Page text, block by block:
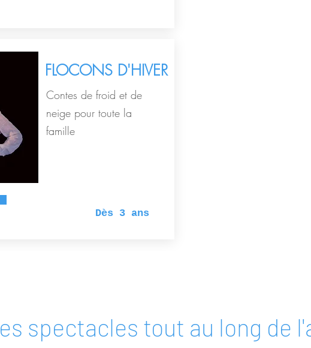
FLOCONS D'HIVER
Contes de froid et de
neige pour toute la
famille
Dès 3 ans
es spectacles tout au long de